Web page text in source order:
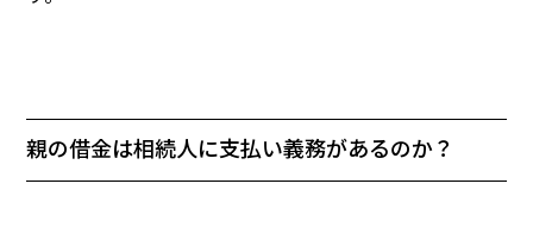
親の借金は相続人に支払い義務があるのか？